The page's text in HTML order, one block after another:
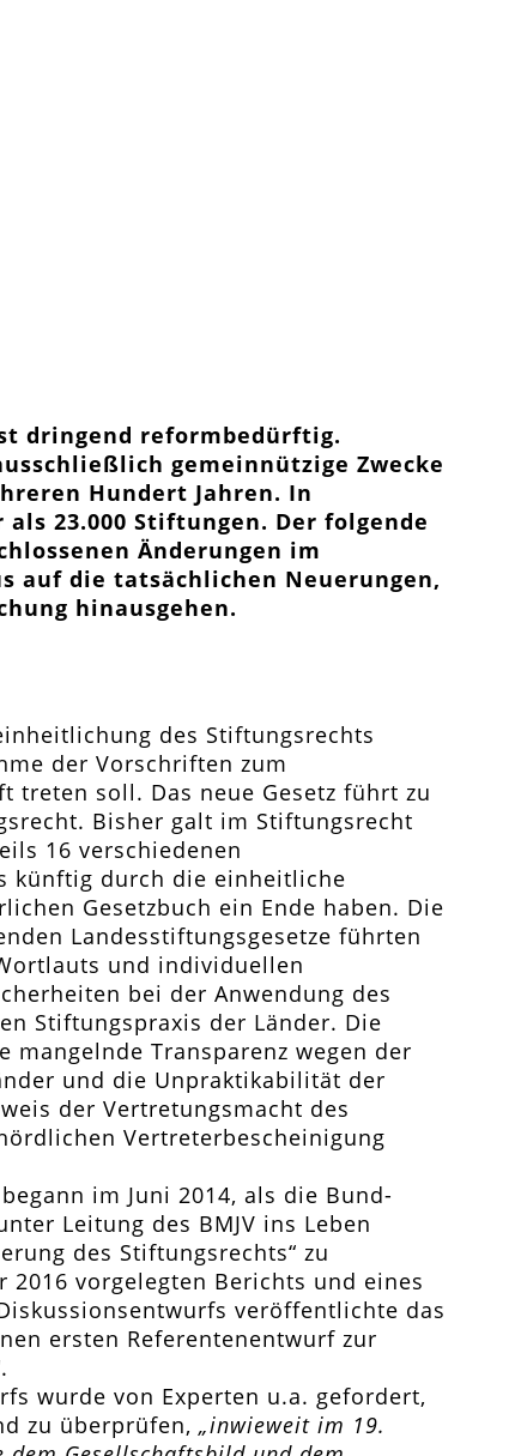
dringend reformbedürftig.
gemeinnützige Zwecke
Hundert Jahren. In
23.000 Stiftungen. Der folgende
Änderungen im
auf die tatsächlichen Neuerungen,
hinausgehen.
des Stiftungsrechts
der Vorschriften zum
treten soll. Das neue Gesetz führt zu
Bisher galt im Stiftungsrecht
16 verschiedenen
künftig durch die einheitliche
Gesetzbuch ein Ende haben. Die
Landesstiftungsgesetze führten
und individuellen
bei der Anwendung des
Stiftungspraxis der Länder. Die
Transparenz wegen der
und die Unpraktikabilität der
der Vertretungsmacht des
Vertreterbescheinigung
im Juni 2014, als die Bund-
Leitung des BMJV ins Leben
des Stiftungsrechts“ zu
vorgelegten Berichts und eines
veröffentlichte das
ersten Referentenentwurf zur
wurde von Experten u.a. gefordert,
zu überprüfen, „inwieweit im 19.